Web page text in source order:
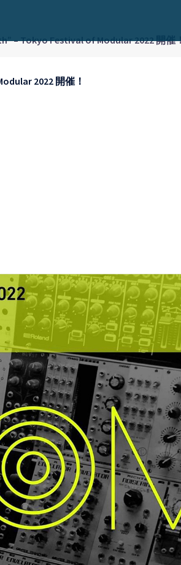
– Tokyo Festival of Modular 2022 開催
2022 開催！